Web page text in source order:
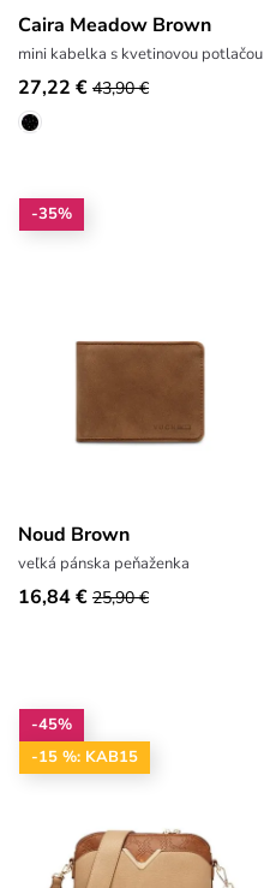
Caira Meadow Brown
mini kabelka s kvetinovou potlačou
27,22 € 43,90 €
-35%
Noud Brown
veľká pánska peňaženka
16,84 € 25,90 €
-45%
-15 %: KAB15